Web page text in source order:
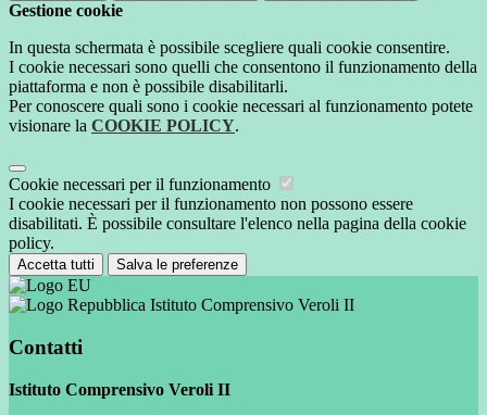
Gestione cookie
In questa schermata è possibile scegliere quali cookie consentire.
I cookie necessari sono quelli che consentono il funzionamento della
piattaforma e non è possibile disabilitarli.
Per conoscere quali sono i cookie necessari al funzionamento potete
visionare la COOKIE POLICY.
Cookie necessari per il funzionamento
I cookie necessari per il funzionamento non possono essere
disabilitati. È possibile consultare l'elenco nella pagina della cookie
policy.
Accetta tutti Salva le preferenze
Istituto Comprensivo Veroli II
Contatti
Istituto Comprensivo Veroli II